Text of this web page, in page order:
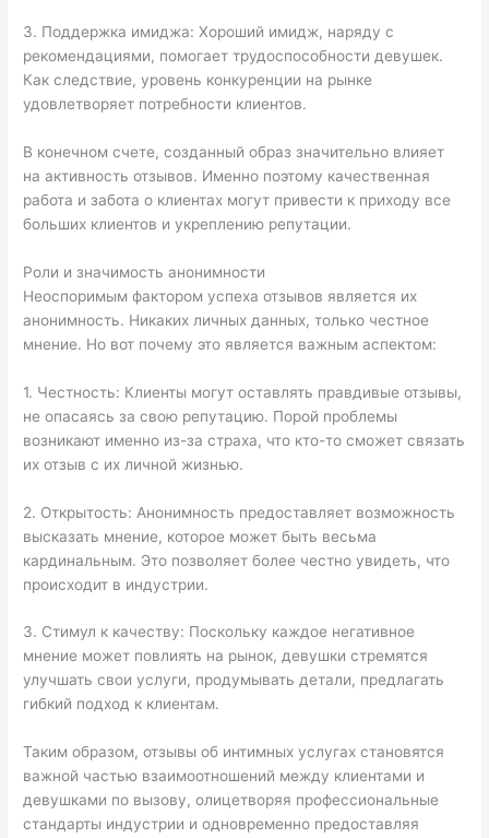
3. Поддержка имиджа: Хороший имидж, наряду с
рекомендациями, помогает трудоспособности девушек.
Как следствие, уровень конкуренции на рынке
удовлетворяет потребности клиентов.
В конечном счете, созданный образ значительно влияет
на активность отзывов. Именно поэтому качественная
работа и забота о клиентах могут привести к приходу все
больших клиентов и укреплению репутации.
Роли и значимость анонимности
Неоспоримым фактором успеха отзывов является их
анонимность. Никаких личных данных, только честное
мнение. Но вот почему это является важным аспектом:
1. Честность: Клиенты могут оставлять правдивые отзывы,
не опасаясь за свою репутацию. Порой проблемы
возникают именно из-за страха, что кто-то сможет связать
их отзыв с их личной жизнью.
2. Открытость: Анонимность предоставляет возможность
высказать мнение, которое может быть весьма
кардинальным. Это позволяет более честно увидеть, что
происходит в индустрии.
3. Стимул к качеству: Поскольку каждое негативное
мнение может повлиять на рынок, девушки стремятся
улучшать свои услуги, продумывать детали, предлагать
гибкий подход к клиентам.
Таким образом, отзывы об интимных услугах становятся
важной частью взаимоотношений между клиентами и
девушками по вызову, олицетворяя профессиональные
стандарты индустрии и одновременно предоставляя